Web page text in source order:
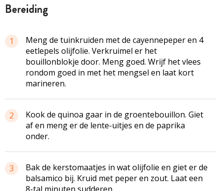
bereiding
1
Meng de tuinkruiden met de cayennepeper en 4
eetlepels olijfolie. Verkruimel er het
bouillonblokje door. Meng goed. Wrijf het vlees
rondom goed in met het mengsel en laat kort
marineren.
2
Kook de quinoa gaar in de groentebouillon. Giet
af en meng er de lente-uitjes en de paprika
onder.
3
Bak de kerstomaatjes in wat olijfolie en giet er de
balsamico bij. Kruid met peper en zout. Laat een
8-tal minuten sudderen.